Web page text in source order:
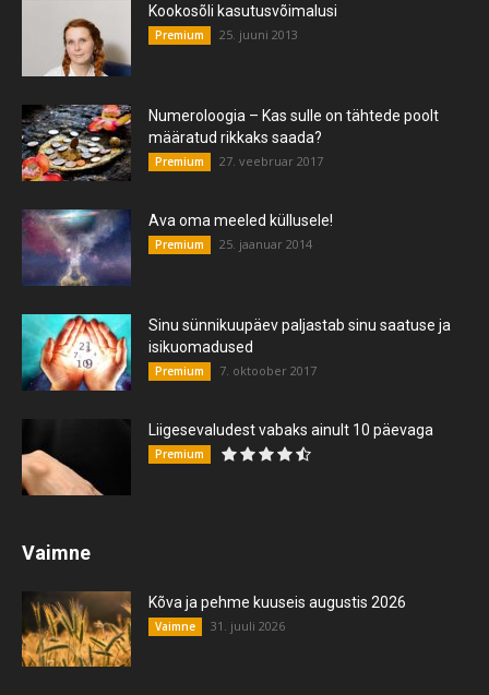
Kookosõli kasutusvõimalusi
Premium 25. juuni 2013
Numeroloogia – Kas sulle on tähtede poolt
määratud rikkaks saada?
Premium 27. veebruar 2017
Ava oma meeled küllusele!
Premium 25. jaanuar 2014
Sinu sünnikuupäev paljastab sinu saatuse ja
isikuomadused
Premium 7. oktoober 2017
Liigesevaludest vabaks ainult 10 päevaga
Premium
Vaimne
Kõva ja pehme kuuseis augustis 2026
Vaimne 31. juuli 2026